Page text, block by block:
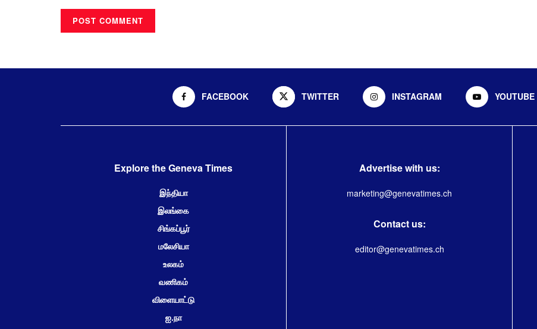
FACEBOOK TWITTER INSTAGRAM YOUTUBE
Explore the Geneva Times
இந்தியா
இலங்கை
சிங்கப்பூர்
மலேசியா
உலகம்
வணிகம்
விளையாட்டு
ஐ.நா
Advertise with us:
marketing@genevatimes.ch
Contact us:
editor@genevatimes.ch